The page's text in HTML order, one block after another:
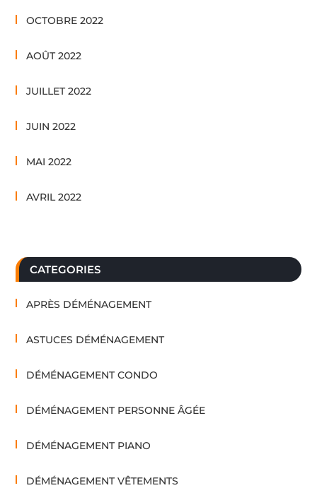
OCTOBRE 2022
AOÛT 2022
JUILLET 2022
JUIN 2022
MAI 2022
AVRIL 2022
CATEGORIES
APRÈS DÉMÉNAGEMENT
ASTUCES DÉMÉNAGEMENT
DÉMÉNAGEMENT CONDO
DÉMÉNAGEMENT PERSONNE ÂGÉE
DÉMÉNAGEMENT PIANO
DÉMÉNAGEMENT VÊTEMENTS